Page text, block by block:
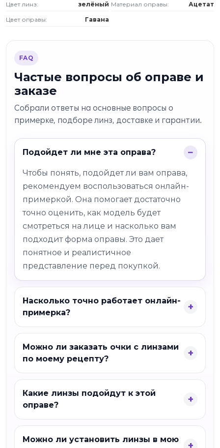
Цвет линз: зелёный Материал оправы: Ацетат
Цвет оправы: Гавана
FAQ
Частые вопросы об оправе и
заказе
Собрали ответы на основные вопросы о
примерке, подборе линз, доставке и гарантии.
Подойдет ли мне эта оправа?
Чтобы понять, подойдет ли вам оправа,
рекомендуем воспользоваться онлайн-
примеркой. Она помогает достаточно
точно оценить, как модель будет
смотреться на лице и насколько вам
подходит форма оправы. Это дает
понятное и реалистичное
представление перед покупкой.
Насколько точно работает онлайн-
примерка?
Можно ли заказать очки с линзами
по моему рецепту?
Какие линзы подойдут к этой
оправе?
Можно ли установить линзы в мою